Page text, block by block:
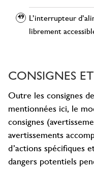
L’interrupteur
librement
CONSIGNES
Outre les consignes
mentionnées ici, le
consignes
avertissements
d’actions spécifiques
dangers potentiels